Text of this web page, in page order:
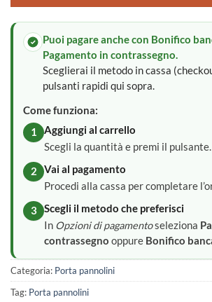
Puoi pagare anche con Bonifico
Pagamento in contrassegno.
Sceglierai il metodo in cassa
pulsanti rapidi qui sopra.
Come funziona:
1
Aggiungi al carrello
Scegli la quantità e premi il pulsante.
2
Vai al pagamento
Procedi alla cassa per completare
3
Scegli il metodo che preferisci
In Opzioni di pagamentoseleziona
contrassegno oppure Bonifico
Categoria: Porta pannolini
Tag: Porta pannolini